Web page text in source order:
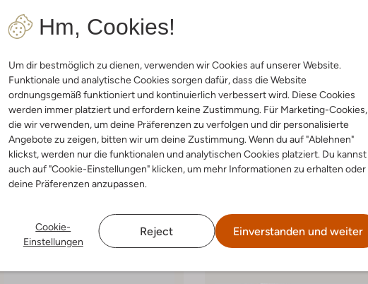
Hm, Cookies!
Um dir bestmöglich zu dienen, verwenden wir Cookies auf unserer Website.
Funktionale und analytische Cookies sorgen dafür, dass die Website
ordnungsgemäß funktioniert und kontinuierlich verbessert wird. Diese Cookies
werden immer platziert und erfordern keine Zustimmung. Für Marketing-Cookies,
die wir verwenden, um deine Präferenzen zu verfolgen und dir personalisierte
Angebote zu zeigen, bitten wir um deine Zustimmung. Wenn du auf "Ablehnen"
klickst, werden nur die funktionalen und analytischen Cookies platziert. Du kannst
auch auf "Cookie-Einstellungen" klicken, um mehr Informationen zu erhalten oder
deine Präferenzen anzupassen.
Cookie-
Einstellungen
Reject Einverstanden und weiter
-30%
Via Vai
Stiefeletten
€ 199,99
€ 139,99
-30%
Via Vai
Ankle Boots
€ 189,99
€ 132,99
+ mehr farben